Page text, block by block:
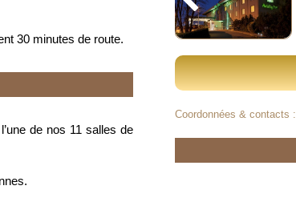
30 minutes de route.
de nos 11 salles de
Coordonnées & contacts :